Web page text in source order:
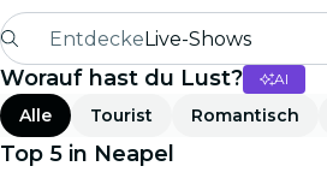
EntdeckeLive-Shows
Madrid
Candlelight
Worauf hast du Lust? AI
Alle Tourist Romantisch
Top 5 in Neapel